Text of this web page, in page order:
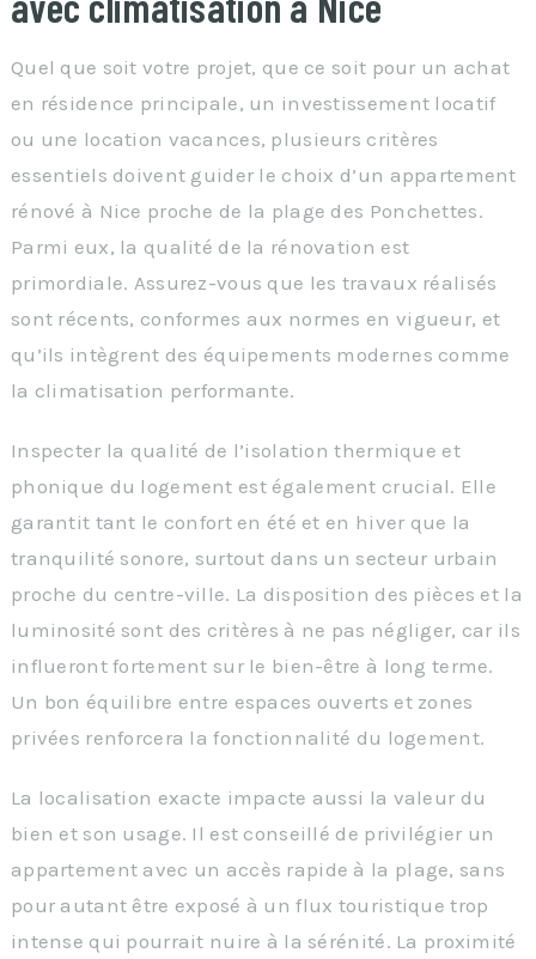
Quel que soit votre projet, que ce soit pour un achat
en résidence principale, un investissement locatif
ou une location vacances, plusieurs critères
essentiels doivent guider le choix d’un appartement
rénové à Nice proche de la plage des Ponchettes.
Parmi eux, la qualité de la rénovation est
primordiale. Assurez-vous que les travaux réalisés
sont récents, conformes aux normes en vigueur, et
qu’ils intègrent des équipements modernes comme
la climatisation performante.
Inspecter la qualité de l’isolation thermique et
phonique du logement est également crucial. Elle
garantit tant le confort en été et en hiver que la
tranquilité sonore, surtout dans un secteur urbain
proche du centre-ville. La disposition des pièces et la
luminosité sont des critères à ne pas négliger, car ils
influeront fortement sur le bien-être à long terme.
Un bon équilibre entre espaces ouverts et zones
privées renforcera la fonctionnalité du logement.
La localisation exacte impacte aussi la valeur du
bien et son usage. Il est conseillé de privilégier un
appartement avec un accès rapide à la plage, sans
pour autant être exposé à un flux touristique trop
intense qui pourrait nuire à la sérénité. La proximité